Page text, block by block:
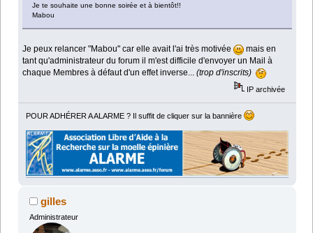
Je te souhaite une bonne soirée et à bientôt!!
Mabou
Je peux relancer "Mabou" car elle avait l'ai très motivée
mais en
tant qu'administrateur du forum il m'est difficile d'envoyer un Mail à
chaque Membres à défaut d'un effet inverse...(trop d'inscrits)
IP archivée
POUR ADHÉRER A ALARME ? Il suffit de cliquer sur la bannière
gilles
Administrateur